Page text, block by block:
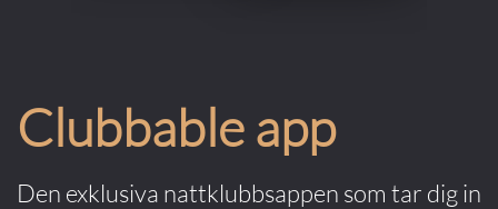
Clubbable app
Den exklusiva nattklubbsappen som tar dig in